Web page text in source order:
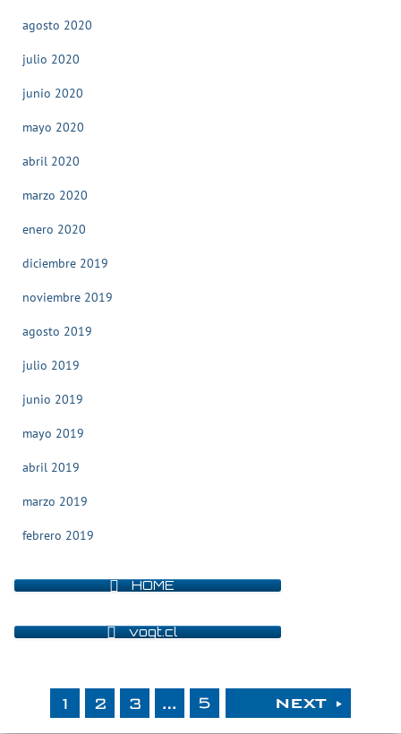
agosto 2020
julio 2020
junio 2020
mayo 2020
abril 2020
marzo 2020
enero 2020
diciembre 2019
noviembre 2019
agosto 2019
julio 2019
junio 2019
mayo 2019
abril 2019
marzo 2019
febrero 2019
HOME
vogt.cl